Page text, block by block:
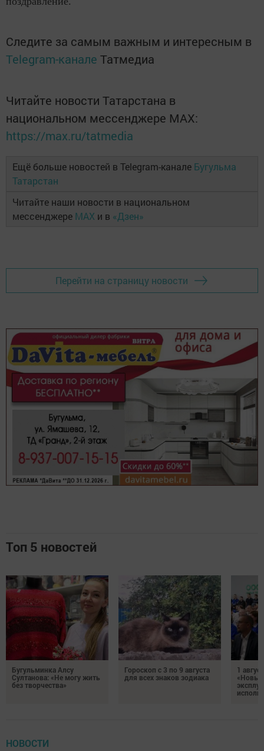
Следите за самым важным и интересным в
Telegram-канале Татмедиа
Читайте новости Татарстана в
национальном мессенджере MАХ:
https://max.ru/tatmedia
Ещё больше новостей в Telegram-канале Бугульма
Татарстан
Читайте наши новости в национальном
мессенджере MAX и в «Дзен»
Перейти на страницу новости
Топ 5 новостей
Бугульминка Алсу
Султанова: «Не могу жить
без творчества»
Гороскоп с 3 по 9 августа
для всех знаков зодиака
1
«Новые
НОВОСТИ